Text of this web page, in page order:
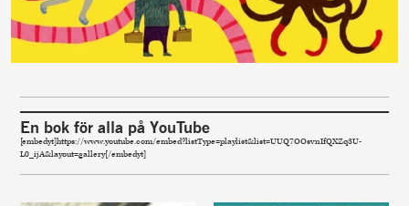
En bok för alla på YouTube
[embedyt]https://www.youtube.com/embed?listType=playlist&list=UUQ7OOsvnIfQXZq3U-
L0_ijA&layout=gallery[/embedyt]